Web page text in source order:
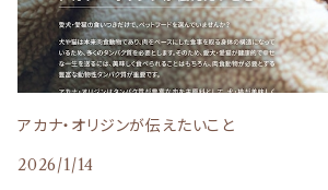
日本のみのり
ママクック
アカナ・オリジンが伝えたいこと
2026/1/14